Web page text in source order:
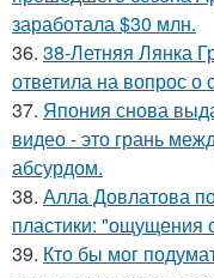
заработала $30 млн.
36. 38-Летняя Лянка
ответила на вопрос о
37. Япония снова
видео - это грань
абсурдом.
38. Алла Довлатова
пластики: "ощущения
39. Кто бы мог